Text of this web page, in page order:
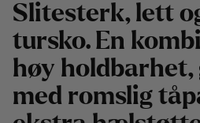
Slitesterk, lett
tursko. En
høy
med romslig